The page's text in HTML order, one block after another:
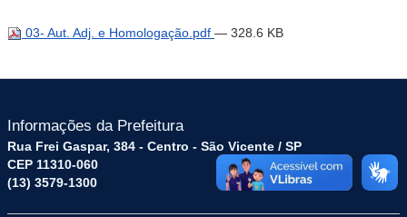
03- Aut. Adj. e Homologação.pdf — 328.6 KB
Informações da Prefeitura
Rua Frei Gaspar, 384 - Centro - São Vicente / SP
CEP 11310-060
(13) 3579-1300